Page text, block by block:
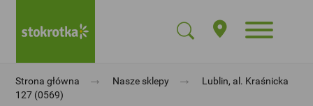
Strona główna → Nasze sklepy →
Lublin, al. Kraśnicka
127 (0569)